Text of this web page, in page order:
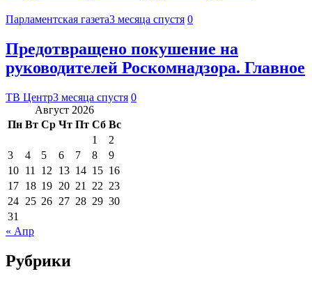
Парламентская газета3 месяца спустя 0
Предотвращено покушение на
руководителей Роскомнадзора. Главное
ТВ Центр3 месяца спустя 0
Август 2026
Пн Вт Ср Чт Пт Сб Вс
1
2
3
4 5 6 7 8
9
10 11 12 13 14 15 16
17 18 19 20 21 22 23
24 25 26 27 28 29 30
31
« Апр
Рубрики